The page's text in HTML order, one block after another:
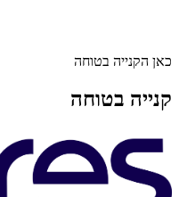
כאן הקנייה בטוחה
קנייה בטוחה